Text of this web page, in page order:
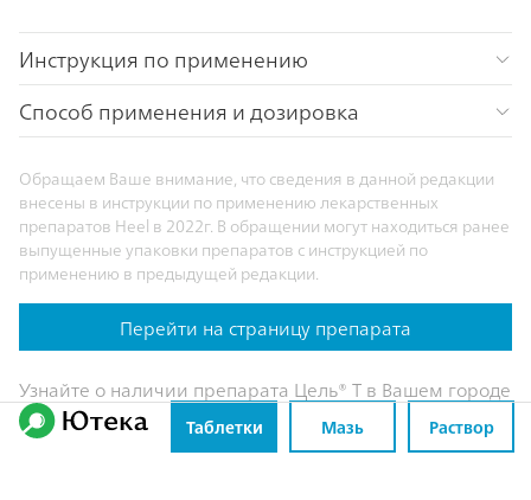
Инструкция по применению
Способ применения и дозировка
Обращаем Ваше внимание, что сведения в данной редакции
внесены в инструкции по применению лекарственных
препаратов Heel в 2022г. В обращении могут находиться ранее
выпущенные упаковки препаратов с инструкцией по
применению в предыдущей редакции.
Перейти на страницу препарата
Узнайте о наличии препарата Цель® Т в Вашем городе
Таблетки Мазь Раствор